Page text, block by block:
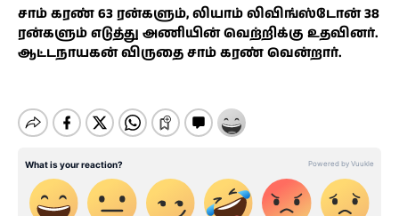
சாம் கரண் 63 ரன்களும், லியாம் லிவிங்ஸ்டோன் 38
ரன்களும் எடுத்து அணியின் வெற்றிக்கு உதவினர்.
ஆட்டநாயகன் விருதை சாம் கரண் வென்றார்.